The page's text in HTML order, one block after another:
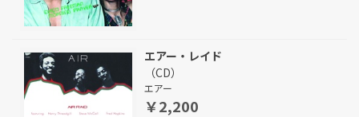
エアー・レイド
（CD）
エアー
￥2,200